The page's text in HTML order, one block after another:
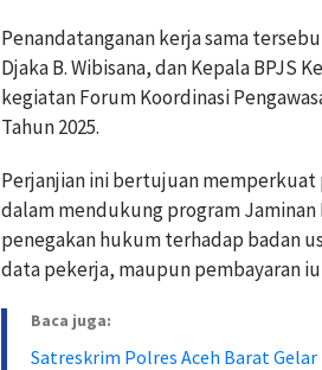
Penandatanganan kerja sama
Djaka B. Wibisana, dan Kepala BPJS
kegiatan Forum Koordinasi
Tahun 2025.
Perjanjian ini bertujuan memperkuat
dalam mendukung program Jaminan
penegakan hukum terhadap badan
data pekerja, maupun pembayaran
Baca juga:
Satreskrim Polres Aceh Barat